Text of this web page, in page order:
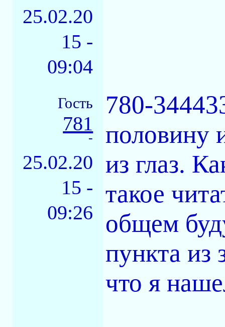
25.02.20
15 -
09:04
Гость
781
-
25.02.20
15 -
09:26
780-
половину
из глаз.
такое
общем
пункта из
что я